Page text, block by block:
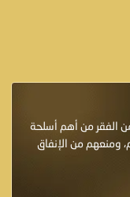
الخوف من الفقر من أهم أسلحة
ومنعهم من الإنفاق